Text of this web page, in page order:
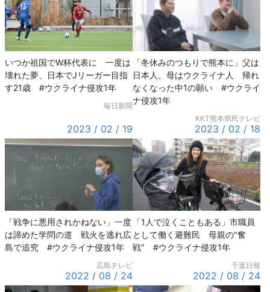
いつか祖国でW杯代表に 一度は
壊れた夢、日本でJリーガー目指
す21歳 #ウクライナ侵攻1年
毎日新聞
「冬休みのつもりで熊本に」父は
日本人、母はウクライナ人 帰れ
なくなった中1の願い #ウクライ
ナ侵攻1年
KKT熊本県民テレビ
2023 / 02 / 19
「戦争に悪用されかねない」一度
は諦めた学問の道 戦火を逃れ広
島で追究 #ウクライナ侵攻1年
広島テレビ
2023 / 02 / 18
「1人で泣くこともある」市職員
として働く避難民 母親の"奮
戦" #ウクライナ侵攻1年
千葉日報
2022 / 08 / 24 2022 / 08 / 24